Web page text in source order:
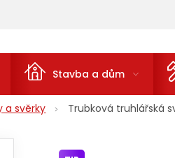
Stavba a dům
a svěrky Trubková truhlářská